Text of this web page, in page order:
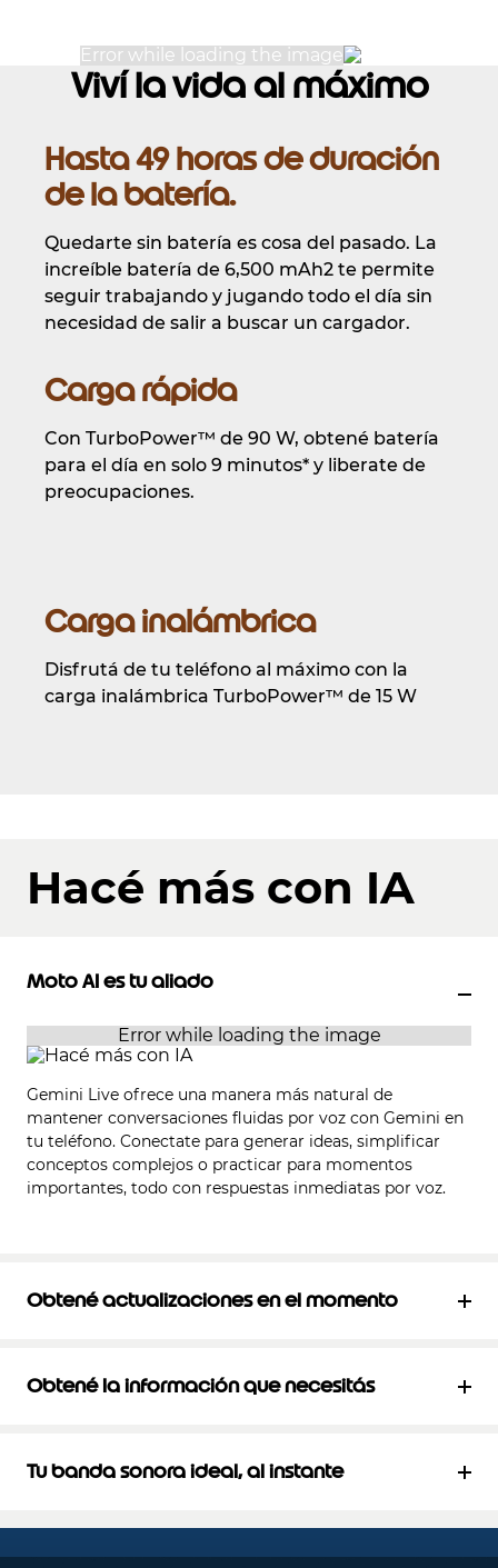
Viví la vida al máximo
Hasta 49 horas de duración
de la batería.
Quedarte sin batería es cosa del pasado. La
increíble batería de 6,500 mAh2 te permite
seguir trabajando y jugando todo el día sin
necesidad de salir a buscar un cargador.
Carga rápida
Con TurboPower™ de 90 W, obtené batería
para el día en solo 9 minutos* y liberate de
preocupaciones.
Carga inalámbrica
Disfrutá de tu teléfono al máximo con la
carga inalámbrica TurboPower™ de 15 W
Hacé más con IA
Moto AI es tu aliado
Gemini Live ofrece una manera más natural de
mantener conversaciones fluidas por voz con Gemini en
tu teléfono. Conectate para generar ideas, simplificar
conceptos complejos o practicar para momentos
importantes, todo con respuestas inmediatas por voz.
Obtené actualizaciones en el momento
Obtené la información que necesitás
Tu banda sonora ideal, al instante